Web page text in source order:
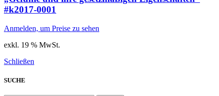
#k2017-0001
Anmelden, um Preise zu sehen
exkl. 19 % MwSt.
Schließen
SUCHE